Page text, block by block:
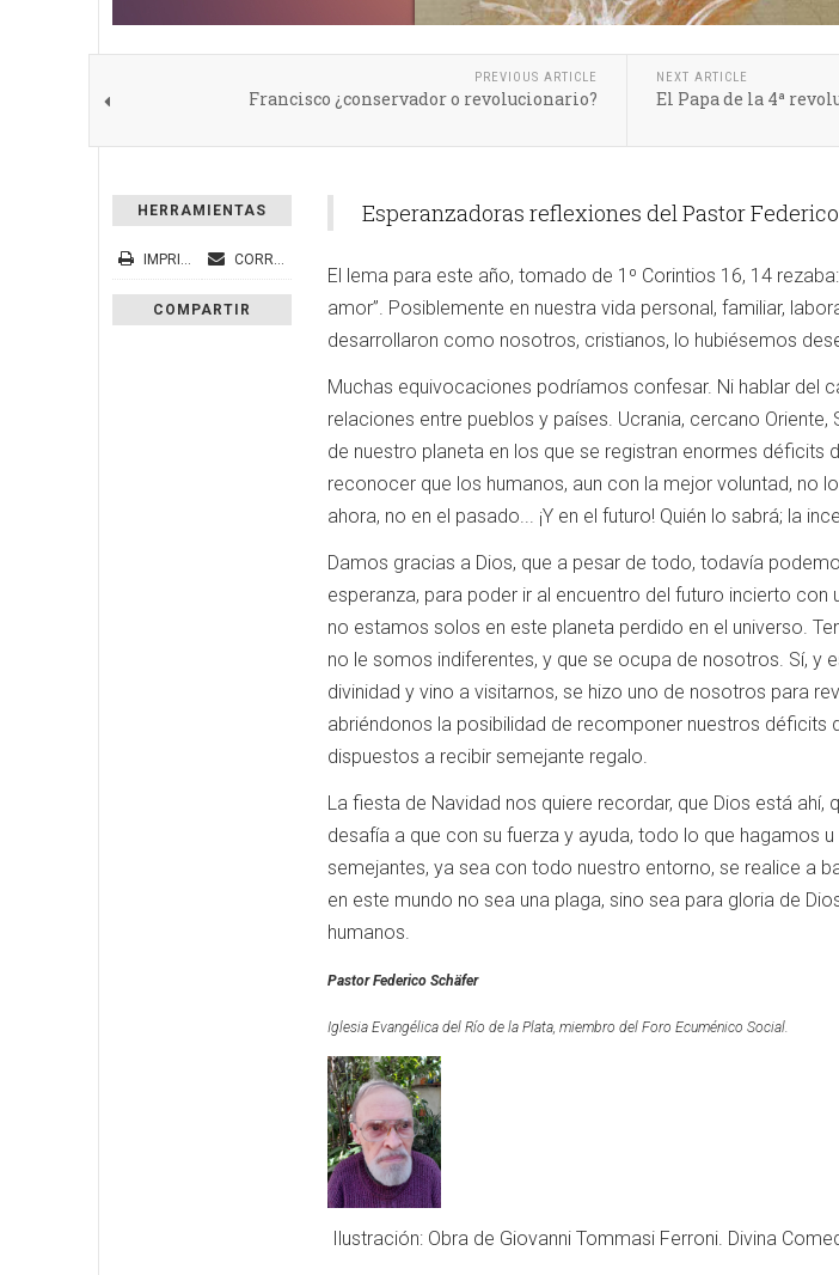
PREVIOUS ARTICLE
Francisco ¿conservador o revolucionario?
NEXT ARTICLE
El Papa de la 4ª
HERRAMIENTAS
IMPRIMIR CORREO ELECTRÓNICO
COMPARTIR
Esperanzadoras reflexiones del Pastor
El lema para este año, tomado de 1º Corintios 16, 14
amor”. Posiblemente en nuestra vida personal, familiar,
desarrollaron como nosotros, cristianos, lo hubiésemos
Muchas equivocaciones podríamos confesar. Ni hablar del
relaciones entre pueblos y países. Ucrania, cercano
de nuestro planeta en los que se registran enormes déficits
reconocer que los humanos, aun con la mejor voluntad, no
ahora, no en el pasado... ¡Y en el futuro! Quién lo sabrá; la
Damos gracias a Dios, que a pesar de todo, todavía
esperanza, para poder ir al encuentro del futuro incierto con
no estamos solos en este planeta perdido en el universo.
no le somos indiferentes, y que se ocupa de nosotros. Sí, y
divinidad y vino a visitarnos, se hizo uno de nosotros para
abriéndonos la posibilidad de recomponer nuestros déficits
dispuestos a recibir semejante regalo.
La fiesta de Navidad nos quiere recordar, que Dios está ahí,
desafía a que con su fuerza y ayuda, todo lo que hagamos
semejantes, ya sea con todo nuestro entorno, se realice a
en este mundo no sea una plaga, sino sea para gloria de
humanos.
Pastor Federico Schäfer
Iglesia Evangélica del Río de la Plata, miembro del Foro Ecuménico Social.
Ilustración: Obra de Giovanni Tommasi Ferroni. Divina